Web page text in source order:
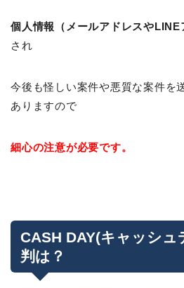
個人情報（メールアドレスや
され
今後も怪しい案件や悪質な案件を
ありますので
細心の注意が必要です。
CASH DAY(キャッシュ
判は？